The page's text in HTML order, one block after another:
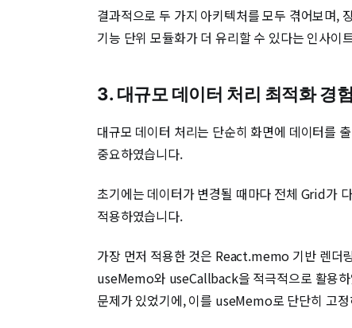
결과적으로 두 가지 아키텍처를 모두 겪어보며
기능 단위 모듈화가 더 유리할 수 있다는 인사이
3. 대규모 데이터 처리 최적화 경험
대규모 데이터 처리는 단순히 화면에 데이터를
중요하였습니다.
초기에는 데이터가 변경될 때마다 전체 Grid가
적용하였습니다.
가장 먼저 적용한 것은 React.memo 기반 렌
useMemo와 useCallback을 적극적으로 활용
문제가 있었기에, 이를 useMemo로 단단히 고